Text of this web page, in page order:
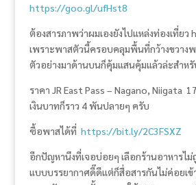
https://goo.gl/ufHst8
ต้องสารภาพว่าผมเองยังไปแหล่งท่องเที่ยว
เพราะพาสตัวนี้ครอบคลุมพื้นที่กว้างขวาง
ตัวอย่างมาด้านบนก็คุ้มแสนคุ้มแล้วล่ะสำห
ราคา JR East Pass – Nagano, Niigata
เงินบาทก็ราว 4 พันปลายๆ ครับ
ซื้อพาสได้ที่ https://bit.ly/2C3FSXZ
อีกปัญหานึงที่เจอบ่อยๆ เลือกร้านอาหารไม่
แบบบรรยากาศดี๊ดีแต่ก็สื่อสารกันไม่ค่อยเข้